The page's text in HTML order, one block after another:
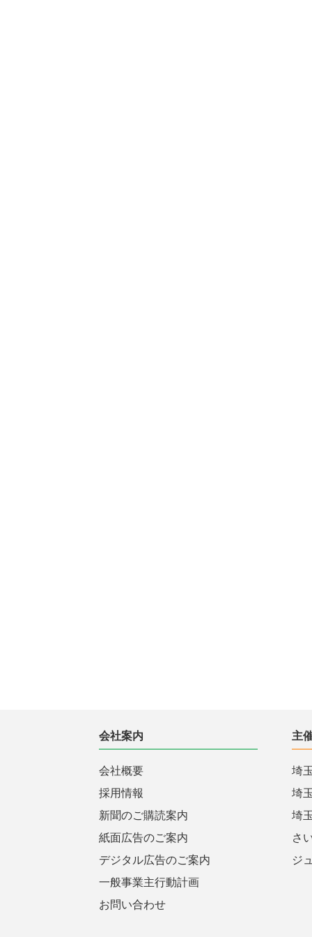
会社案内
会社概要
採用情報
新聞のご購読案内
紙面広告のご案内
デジタル広告のご案内
一般事業主行動計画
お問い合わせ
主
埼
埼
埼
さ
ジ